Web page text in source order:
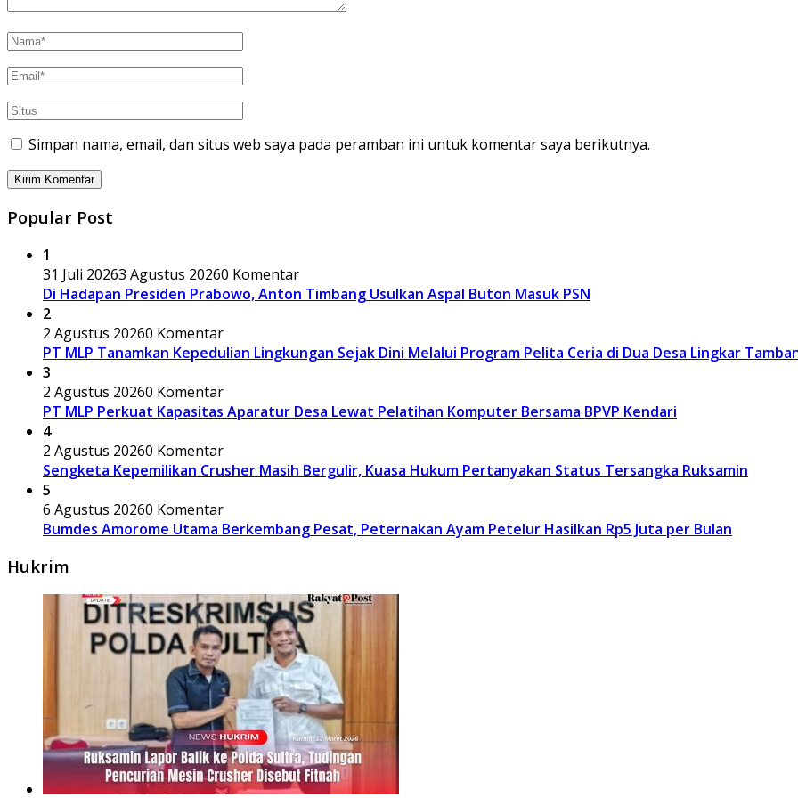
Simpan nama, email, dan situs web saya pada peramban ini untuk komentar saya berikutnya.
Popular Post
1
31 Juli 20263 Agustus 20260 Komentar
Di Hadapan Presiden Prabowo, Anton Timbang Usulkan Aspal Buton Masuk PSN
2
2 Agustus 20260 Komentar
PT MLP Tanamkan Kepedulian Lingkungan Sejak Dini Melalui Program Pelita Ceria di Dua Desa Lingkar
3
2 Agustus 20260 Komentar
PT MLP Perkuat Kapasitas Aparatur Desa Lewat Pelatihan Komputer Bersama BPVP Kendari
4
2 Agustus 20260 Komentar
Sengketa Kepemilikan Crusher Masih Bergulir, Kuasa Hukum Pertanyakan Status Tersangka Ruksamin
5
6 Agustus 20260 Komentar
Bumdes Amorome Utama Berkembang Pesat, Peternakan Ayam Petelur Hasilkan Rp5 Juta per Bulan
Hukrim